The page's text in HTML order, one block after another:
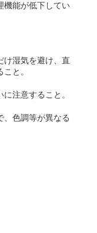
機能が低下してい
湿気を避け、直
と。
注意すること。
色調等が異なる